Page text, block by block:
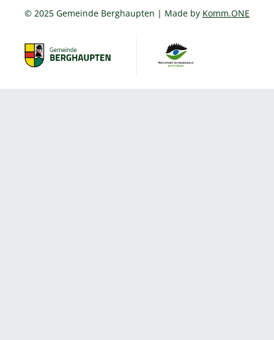
© 2025 Gemeinde Berghaupten | Made by Komm.ONE